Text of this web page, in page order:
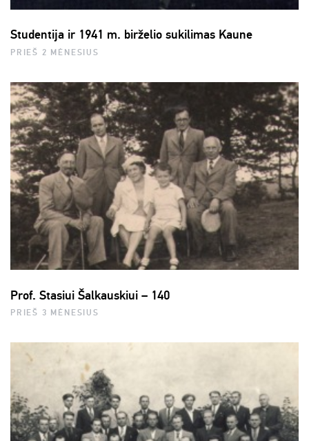
Studentija ir 1941 m. birželio sukilimas Kaune
PRIEŠ 2 MĖNESIUS
Prof. Stasiui Šalkauskiui – 140
PRIEŠ 3 MĖNESIUS